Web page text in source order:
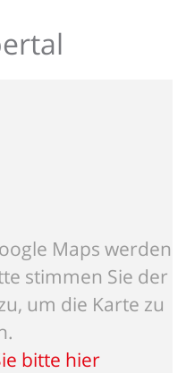
Maps werden
stimmen Sie der
um die Karte zu
bitte hier